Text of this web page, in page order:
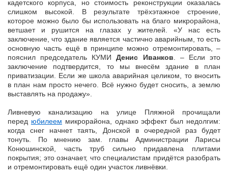
кадетского корпуса, но стоимость реконструкции оказалась
слишком высокой. В результате трёхэтажное строение,
которое можно было бы использовать на благо микрорайона,
ветшает и рушится на глазах у жителей. «У нас есть
заключение, что здание является частично аварийным, то есть
основную часть ещё в принципе можно отремонтировать, –
пояснил председатель КУМИДенис Иванков . – Если это
заключение подтвердится, то мы внесём здание в план
приватизации. Если же школа аварийная целиком, то вносить
в план нам просто нечего. Всё нужно будет сносить, а землю
выставлять на продажу».
Ливневую канализацию на улице Пляжной прочищали
перед юбилеем микрорайона, однако эффект был недолгим:
когда снег начнет таять, Донской в очередной раз будет
тонуть. По мнению зам. главы Администрации Ларисы
Конюшинской, часть труб сильно придавлена плитами
покрытия; это означает, что специалистам придётся разобрать
и отремонтировать ещё один участок ливнёвки.